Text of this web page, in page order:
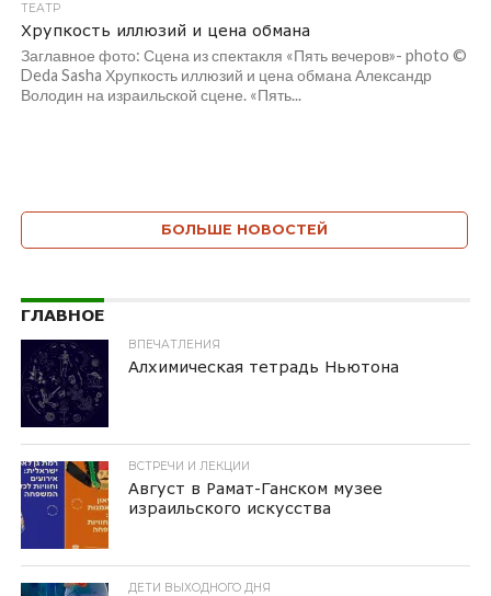
ТЕАТР
Хрупкость иллюзий и цена обмана
Заглавное фото: Сцена из спектакля «Пять вечеров»- photo ©
Deda Sasha Хрупкость иллюзий и цена обмана Александр
Володин на израильской сцене. «Пять...
БОЛЬШЕ НОВОСТЕЙ
ГЛАВНОЕ
ВПЕЧАТЛЕНИЯ
Алхимическая тетрадь Ньютона
ВСТРЕЧИ И ЛЕКЦИИ
Август в Рамат-Ганском музее
израильского искусства
ДЕТИ ВЫХОДНОГО ДНЯ